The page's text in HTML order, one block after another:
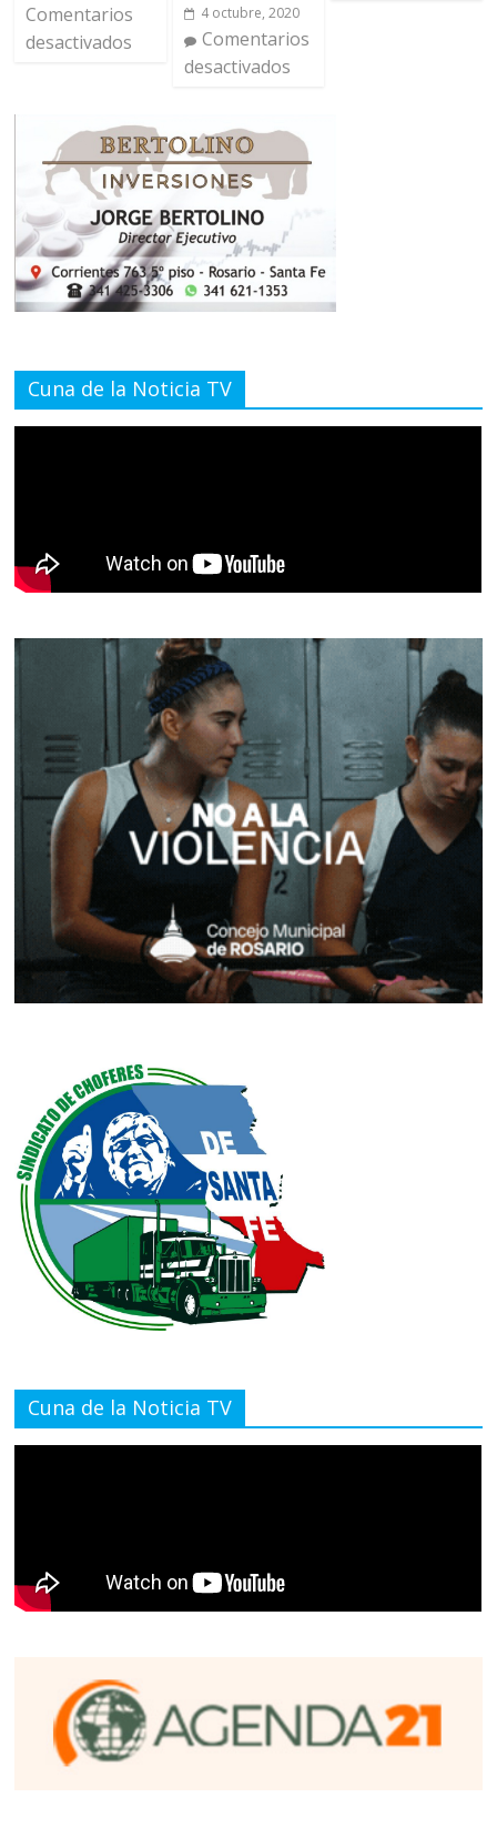
Comentarios
desactivados
4 octubre, 2020
Comentarios
desactivados
Cuna de la Noticia TV
Cuna de la Noticia TV